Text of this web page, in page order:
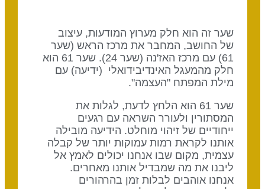
שער זה הוא חלק מערוץ המודעות, עיצוב
של החושב, המחבר את מרכז הראש (שער
61) עם מרכז האז'נה (שער 24). שער 61 הוא
חלק מהמעגל האינדיבידואלי (ידיעה) עם
מילת המפתח "העצמה".
שער 61 הוא הלחץ לדעת, לגלות את
המסתורין ולעורר השראה עם רגעים
ייחודיים של זיהוי מוחלט. הידיעה מובילה
אותנו לקראת רמות עמוקות יותר של קבלה
עצמית, מקום שבו אנחנו יכולים לאמץ אל
ליבנו את מה שמבדיל אותנו מאחרים.
אנחנו אוהבים לבלות זמן בהרהורים